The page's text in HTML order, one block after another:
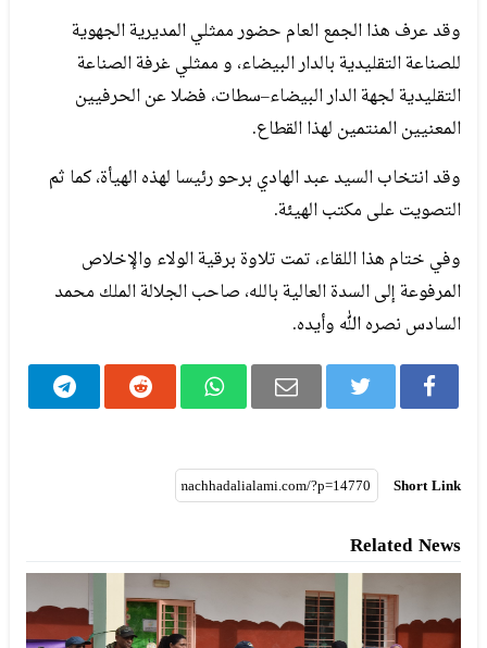
وقد عرف هذا الجمع العام حضور ممثلي المديرية الجهوية
للصناعة التقليدية بالدار البيضاء، و ممثلي غرفة الصناعة
التقليدية لجهة الدار البيضاء–سطات، فضلا عن الحرفيين
المعنيين المنتمين لهذا القطاع.
وقد انتخاب السيد عبد الهادي برحو رئيسا لهذه الهيأة، كما ثم
التصويت على مكتب الهيئة.
وفي ختام هذا اللقاء، تمت تلاوة برقية الولاء والإخلاص
المرفوعة إلى السدة العالية بالله، صاحب الجلالة الملك محمد
السادس نصره الله وأيده.
Short Link
Related News